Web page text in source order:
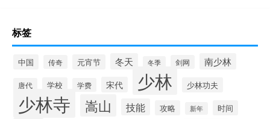
标签
中国 传奇 元宵节 冬天 冬季 剑网 南少林
唐代 学校 学费 宋代 少林 少林功夫
少林寺 嵩山 技能 攻略 新年 时间